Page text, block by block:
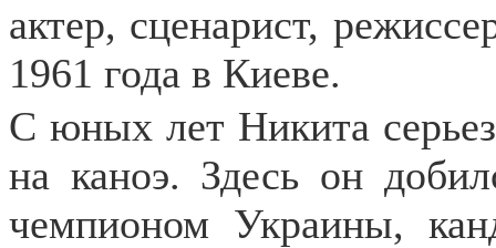
актер, сценарист,
1961 года в Киеве.
С юных лет Никита
на каноэ. Здесь он
чемпионом Украины,